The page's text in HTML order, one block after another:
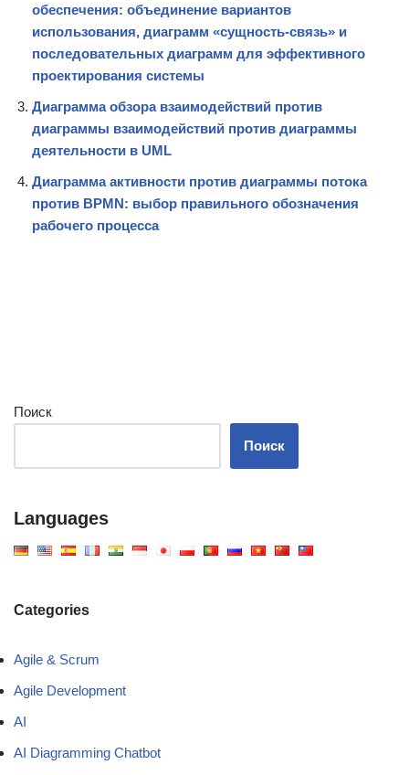
обеспечения: объединение вариантов
использования, диаграмм «сущность-связь» и
последовательных диаграмм для эффективного
проектирования системы
Диаграмма обзора взаимодействий против
диаграммы взаимодействий против диаграммы
деятельности в UML
Диаграмма активности против диаграммы потока
против BPMN: выбор правильного обозначения
рабочего процесса
Поиск
Поиск
Languages
Categories
Agile & Scrum
Agile Development
AI
AI Diagramming Chatbot